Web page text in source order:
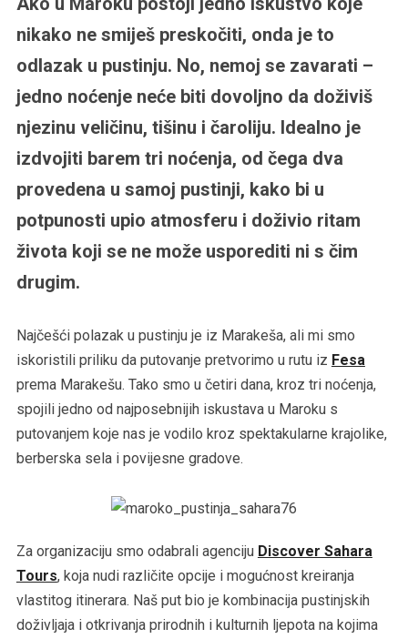
nikako ne smiješ preskočiti, onda je to
odlazak u pustinju. No, nemoj se zavarati –
jedno noćenje neće biti dovoljno da doživiš
njezinu veličinu, tišinu i čaroliju. Idealno je
izdvojiti barem tri noćenja, od čega dva
provedena u samoj pustinji, kako bi u
potpunosti upio atmosferu i doživio ritam
života koji se ne može usporediti ni s čim
drugim.
Najčešći polazak u pustinju je iz Marakeša, ali mi smo
iskoristili priliku da putovanje pretvorimo u rutu iz Fesa
prema Marakešu. Tako smo u četiri dana, kroz tri noćenja,
spojili jedno od najposebnijih iskustava u Maroku s
putovanjem koje nas je vodilo kroz spektakularne krajolike,
berberska sela i povijesne gradove.
Za organizaciju smo odabrali agenciju Discover Sahara
Tours, koja nudi različite opcije i mogućnost kreiranja
vlastitog itinerara. Naš put bio je kombinacija pustinjskih
doživljaja i otkrivanja prirodnih i kulturnih ljepota na kojima